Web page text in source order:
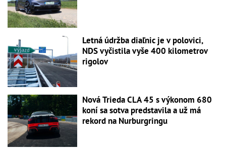
Letná údržba diaľnic je v polovici,
NDS vyčistila vyše 400 kilometrov
rigolov
Nová Trieda CLA 45 s výkonom 680
koní sa sotva predstavila a už má
rekord na Nurburgringu